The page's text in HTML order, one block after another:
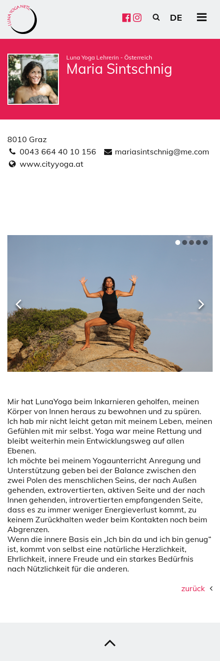
DE
Luna Yoga Lehrerin - Österreich
Maria Sintschnig
8010 Graz
0043 664 40 10 156
mariasintschnig@me.com
www.cityyoga.at
Mir hat LunaYoga beim Inkarnieren geholfen, meinen
Körper von Innen heraus zu bewohnen und zu spüren.
Ich hab mir nicht leicht getan mit meinem Leben, meinen
Gefühlen mit mir selbst. Yoga war meine Rettung und
bleibt weiterhin mein Entwicklungsweg auf allen
Ebenen.
Ich möchte bei meinem Yogaunterricht Anregung und
Unterstützung geben bei der Balance zwischen den
zwei Polen des menschlichen Seins, der nach Außen
gehenden, extrovertierten, aktiven Seite und der nach
Innen gehenden, introvertierten empfangenden Seite,
dass es zu immer weniger Energieverlust kommt, zu
keinem Zurückhalten weder beim Kontakten noch beim
Abgrenzen.
Wenn die innere Basis ein „Ich bin da und ich bin genug“
ist, kommt von selbst eine natürliche Herzlichkeit,
Ehrlichkeit, innere Freude und ein starkes Bedürfnis
nach Nützlichkeit für die anderen.
zurück